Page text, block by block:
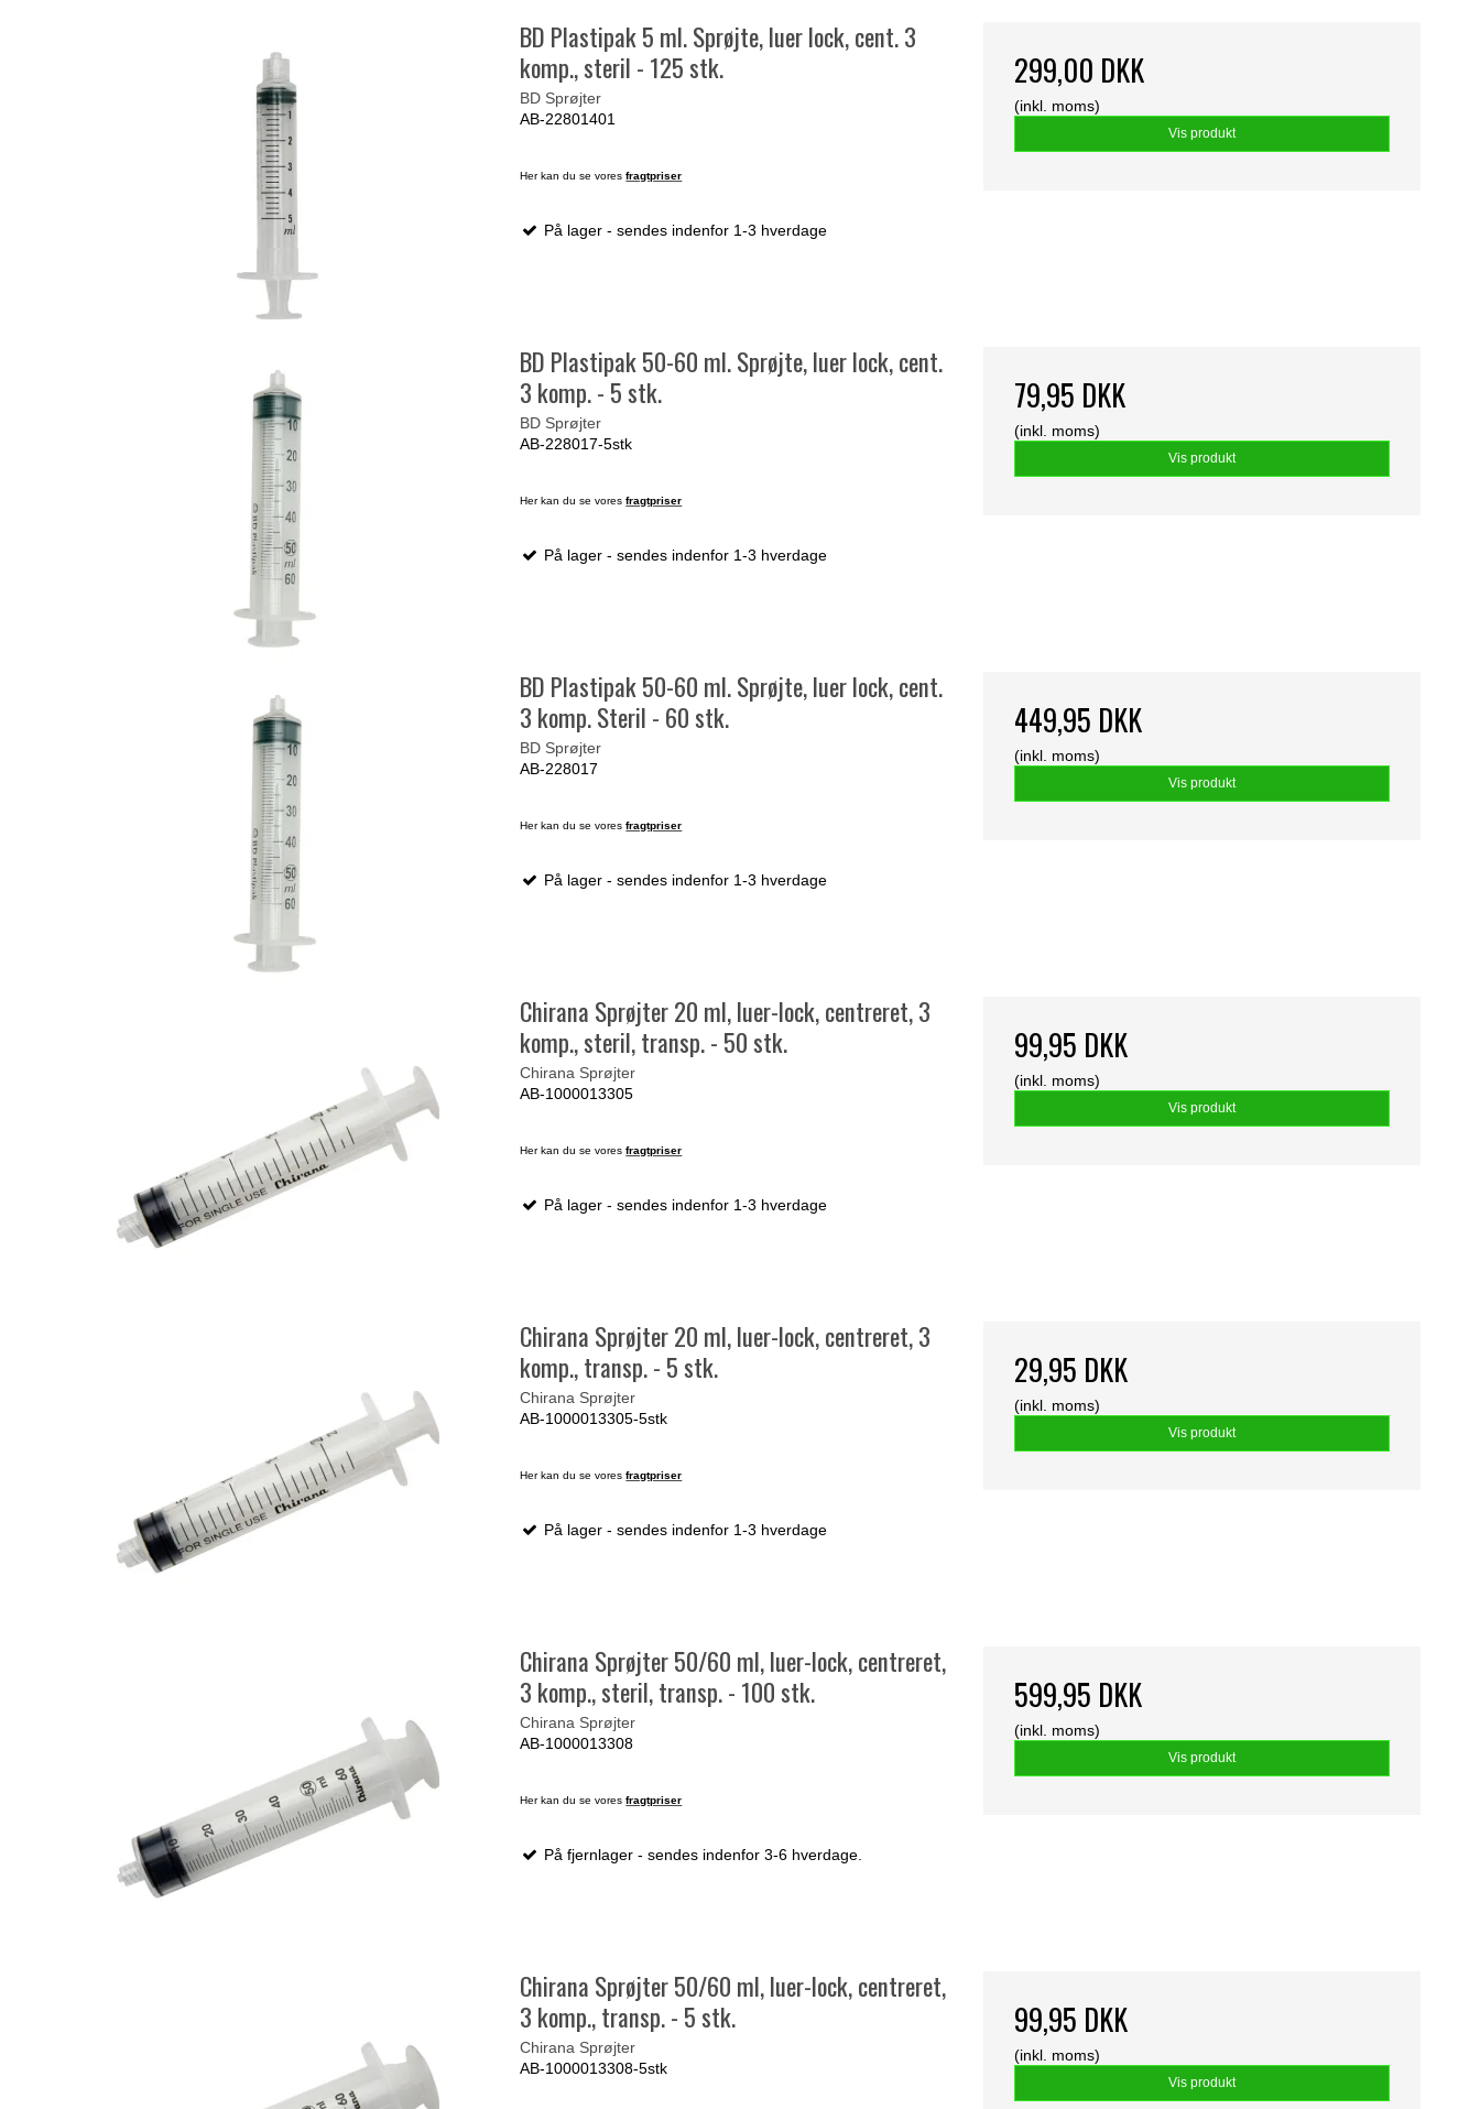
BD Plastipak 5 ml. Sprøjte, luer lock, cent. 3
komp., steril - 125 stk.
BD Sprøjter
AB-22801401
Her kan du se voresfragtpriser
På lager - sendes indenfor 1-3 hverdage
299,00 DKK
(inkl. moms)
Vis produkt
BD Plastipak 50-60 ml. Sprøjte, luer lock, cent.
3 komp. - 5 stk.
BD Sprøjter
AB-228017-5stk
Her kan du se voresfragtpriser
På lager - sendes indenfor 1-3 hverdage
79,95 DKK
(inkl. moms)
Vis produkt
BD Plastipak 50-60 ml. Sprøjte, luer lock, cent.
3 komp. Steril - 60 stk.
BD Sprøjter
AB-228017
Her kan du se voresfragtpriser
På lager - sendes indenfor 1-3 hverdage
449,95 DKK
(inkl. moms)
Vis produkt
Chirana Sprøjter 20 ml, luer-lock, centreret, 3
komp., steril, transp. - 50 stk.
Chirana Sprøjter
AB-1000013305
Her kan du se voresfragtpriser
På lager - sendes indenfor 1-3 hverdage
99,95 DKK
(inkl. moms)
Vis produkt
Chirana Sprøjter 20 ml, luer-lock, centreret, 3
komp., transp. - 5 stk.
Chirana Sprøjter
AB-1000013305-5stk
Her kan du se voresfragtpriser
På lager - sendes indenfor 1-3 hverdage
29,95 DKK
(inkl. moms)
Vis produkt
Chirana Sprøjter 50/60 ml, luer-lock, centreret,
3 komp., steril, transp. - 100 stk.
Chirana Sprøjter
AB-1000013308
Her kan du se voresfragtpriser
På fjernlager - sendes indenfor 3-6 hverdage.
599,95 DKK
(inkl. moms)
Vis produkt
Chirana Sprøjter 50/60 ml, luer-lock, centreret,
3 komp., transp. - 5 stk.
Chirana Sprøjter
AB-1000013308-5stk
99,95 DKK
(inkl. moms)
Vis produkt